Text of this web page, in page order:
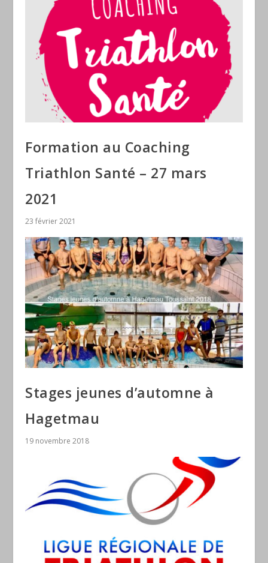
Formation au Coaching
Triathlon Santé – 27 mars
2021
23 février 2021
Stages jeunes d’automne à
Hagetmau
19 novembre 2018